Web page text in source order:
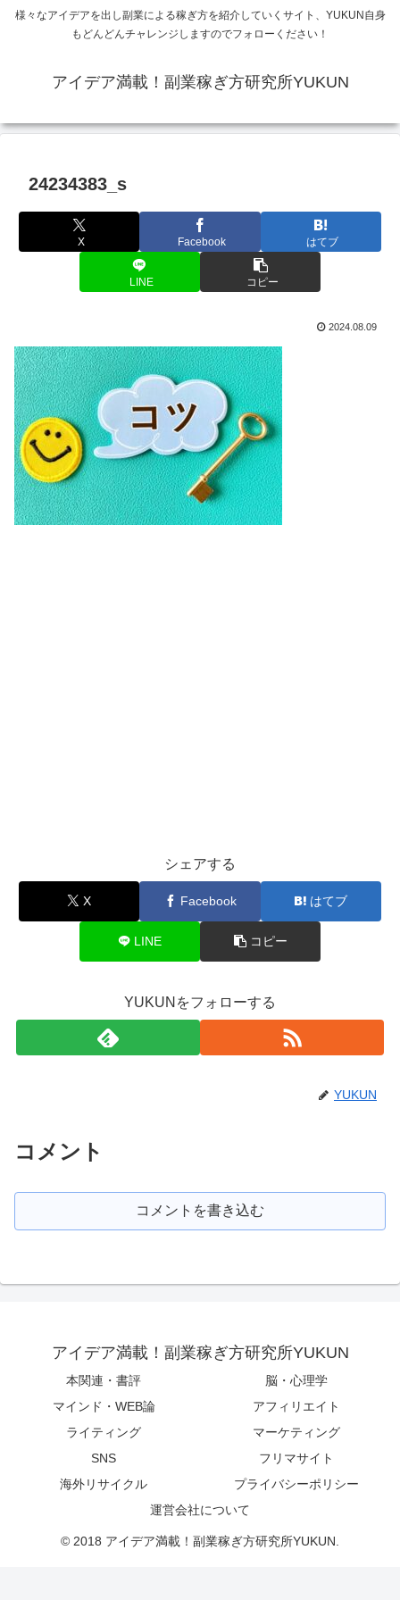
様々なアイデアを出し副業による稼ぎ方を紹介していくサイト、YUKUN自身
もどんどんチャレンジしますのでフォローください！
アイデア満載！副業稼ぎ方研究所YUKUN
24234383_s
X Facebook はてブ
LINE コピー
2024.08.09
シェアする
X Facebook はてブ
LINE コピー
YUKUNをフォローする
YUKUN
コメント
コメントを書き込む
アイデア満載！副業稼ぎ方研究所YUKUN
本関連・書評
脳・心理学
マインド・WEB論
アフィリエイト
ライティング
マーケティング
SNS
フリマサイト
海外リサイクル
プライバシーポリシー
運営会社について
© 2018 アイデア満載！副業稼ぎ方研究所YUKUN.